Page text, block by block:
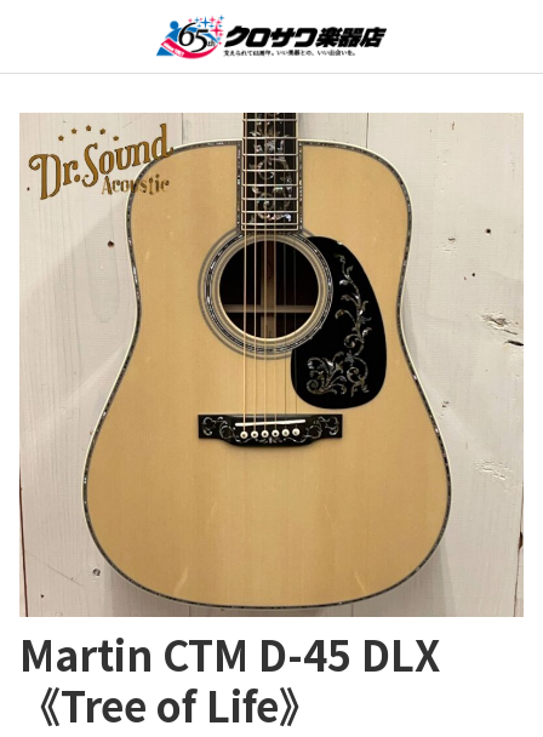
Martin CTM D-45 DLX
《Tree of Life》